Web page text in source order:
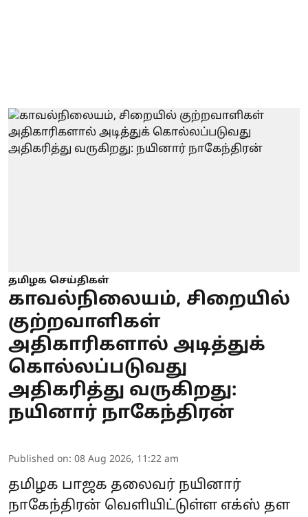
தமிழக செய்திகள்
காவல்நிலையம், சிறையில்
குற்றவாளிகள்
அதிகாரிகளால் அடித்துக்
கொல்லப்படுவது
அதிகரித்து வருகிறது:
நயினார் நாகேந்திரன்
Published on: 08 Aug 2026, 11:22 am
தமிழக பாஜக தலைவர் நயினார்
நாகேந்திரன் வெளியிட்டுள்ள எக்ஸ் தள